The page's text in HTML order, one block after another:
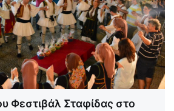
Φεστιβάλ Σταφίδας στο